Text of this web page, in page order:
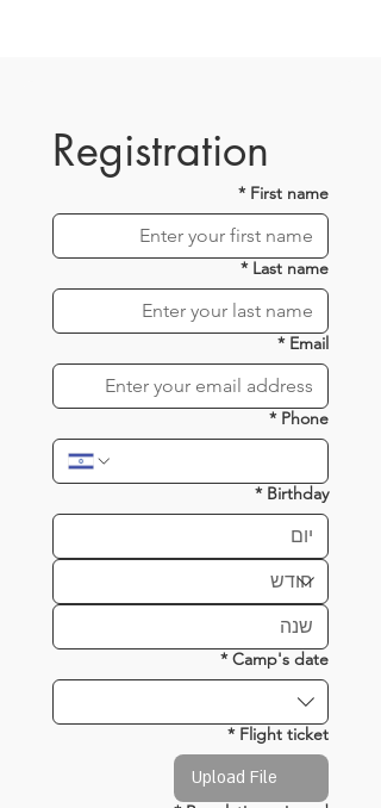
Registration
First name
*
Last name
*
Email
*
Phone
*
Birthday
*
Camp's date
*
Flight ticket
*
Upload File